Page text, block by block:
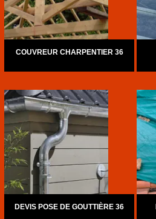
COUVREUR CHARPENTIER 36
DEVIS POSE DE GOUTTIÈRE 36